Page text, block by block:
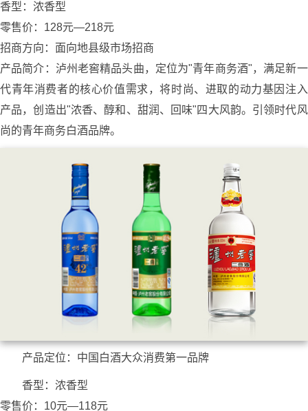
香型：浓香型
零售价：128元—218元
招商方向：面向地县级市场招商
产品简介：泸州老窖精品头曲，定位为"青年商务酒"，满足新一
代青年消费者的核心价值需求，将时尚、进取的动力基因注入
产品，创造出"浓香、醇和、甜润、回味"四大风韵。引领时代风
尚的青年商务白酒品牌。
产品定位：中国白酒大众消费第一品牌
香型：浓香型
零售价：10元—118元